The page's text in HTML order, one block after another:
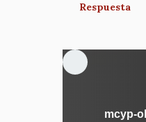
Respuesta
mcyp-